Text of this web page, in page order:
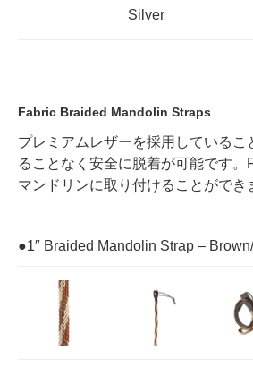
Silver
Fabric Braided Mandolin Straps
プレミアムレザーを採用しているこ
ることなく安全に脱着が可能です
マンドリンに取り付けることができ
●1″ Braided Mandolin Strap –